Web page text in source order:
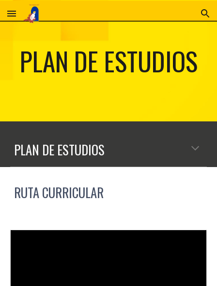
Skip to main content Skip to navigation
PLAN DE ESTUDIOS
PLAN DE ESTUDIOS
RUTA CURRICULAR